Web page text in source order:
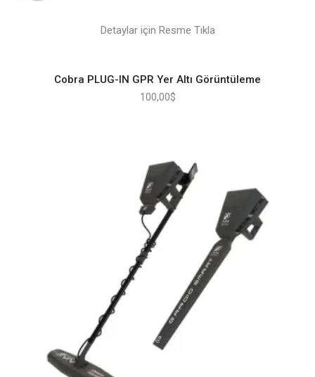
Detaylar için Resme Tıkla
Cobra PLUG-IN GPR Yer Altı Görüntüleme
100,00$